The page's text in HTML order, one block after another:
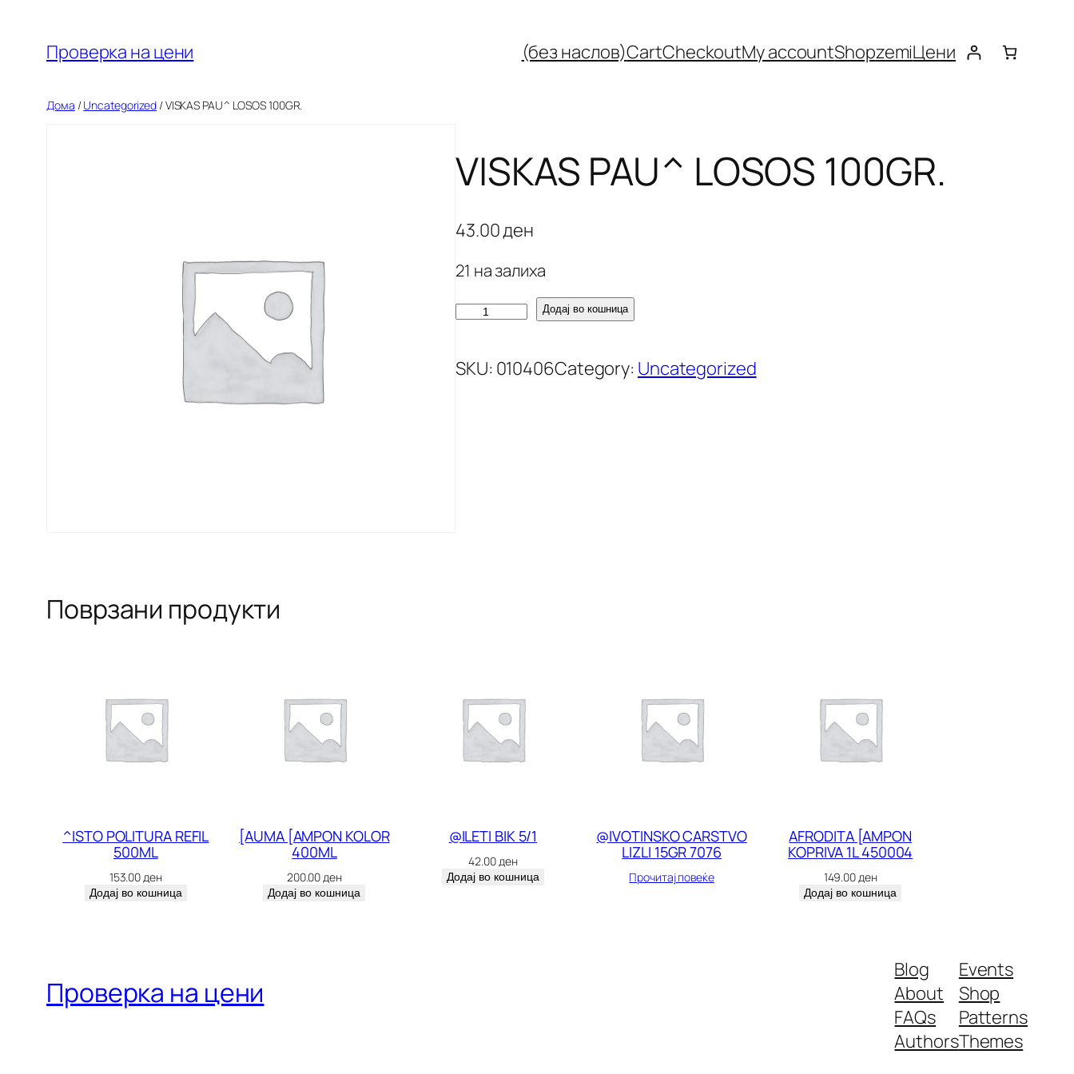
содржината
Проверка на цени (без наслов)CartCheckoutMy accountShopzemiЦени
Дома /Uncategorized / VISKAS PAU^ LOSOS 100GR.
VISKAS PAU^ LOSOS 100GR.
43.00ден
21 на залиха
V
S
K
0
R
о
и
Додај во кошница
SKU: 010406Category: Uncategorized
Поврзани продукти
^ISTO POLITURA REFIL
500ML
153.00 ден
Додај во кошница
[AUMA [AMPON KOLOR
400ML
200.00 ден
Додај во кошница
@ILETI BIK 5/1
42.00 ден
Додај во кошница
@IVOTINSKO CARSTVO
LIZLI 15GR 7076
Прочитај повеќе
AFRODITA [AMPON
KOPRIVA 1L 450004
149.00 ден
Додај во кошница
Проверка на цени
Blog
About
FAQs
Authors
Events
Shop
Patterns
Themes